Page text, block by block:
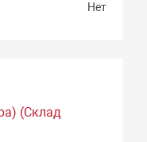
Нет
(Склад